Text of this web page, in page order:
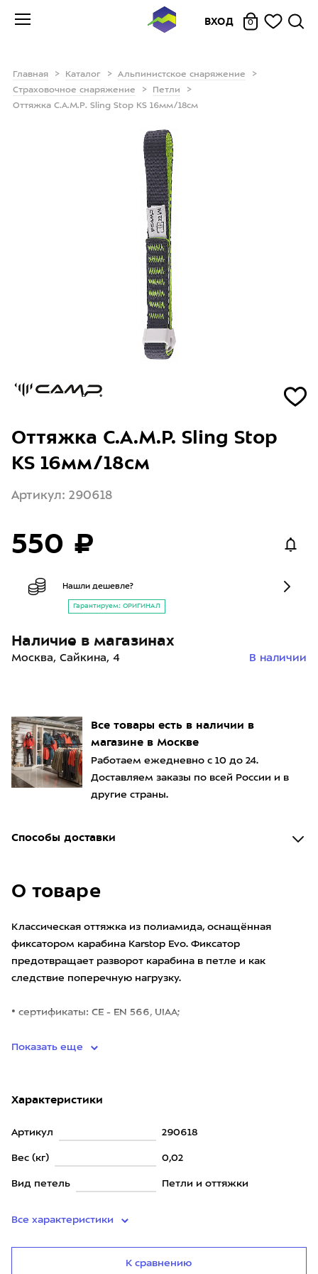
ВХОД 0
Главная Каталог
Альпинистское снаряжение
Страховочное снаряжение
Петли
Оттяжка C.A.M.P. Sling Stop KS 16мм/18см
Все товары есть в наличии в
магазине в Москве
Работаем ежедневно с 10 до 24.
Доставляем заказы по всей России и в
другие страны.
Способы доставки
О товаре
Классическая оттяжка из полиамида, оснащённая
фиксатором карабина Karstop Evo. Фиксатор
предотвращает разворот карабина в петле и как
следствие поперечную нагрузку.
• сертификаты: CE - EN 566, UIAA;
Показать еще
Характеристики
Артикул 290618
Вес (кг) 0,02
Вид петель Петли и оттяжки
Все характеристики
К сравнению
Оттяжка C.A.M.P. Sling Stop
KS 16мм/18см
Артикул: 290618
550 ₽
Нашли дешевле?
Гарантируем: ОРИГИНАЛ
Наличие в магазинах
Москва, Сайкина, 4 В наличии